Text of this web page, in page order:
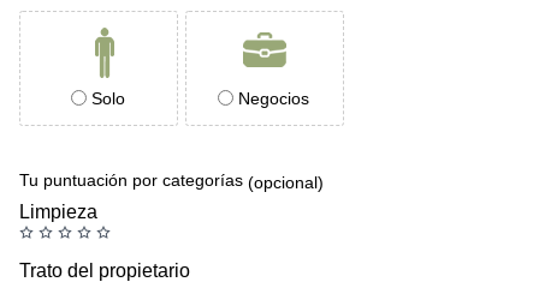
Solo Negocios
Tu puntuación por categorías (opcional)
Limpieza
Trato del propietario